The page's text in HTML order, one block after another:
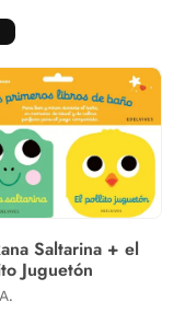
Saltarina + el
Juguetón